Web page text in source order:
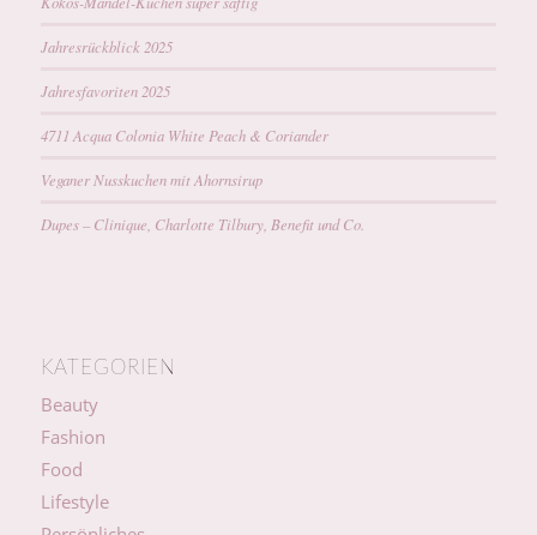
Jahresrückblick 2025
Jahresfavoriten 2025
4711 Acqua Colonia White Peach & Coriander
Veganer Nusskuchen mit Ahornsirup
Dupes – Clinique, Charlotte Tilbury, Benefit und Co.
KATEGORIEN
Beauty
Fashion
Food
Lifestyle